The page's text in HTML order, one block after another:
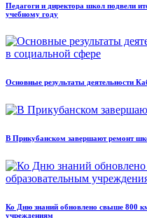
Педагоги и директора школ подвели
учебному году
Основные результаты деятельности
В Прикубанском завершают ремонт
Ко Дню знаний обновлено свыше 800
учреждениям